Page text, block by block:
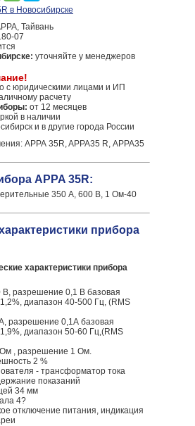
в Новосибирске
Тайвань
07
уточняйте у менеджеров
с юридическими лицами и ИП
расчету
от 12 месяцев
в наличии
и в другие города России
АРРА 35R, APPA35 R, АРРА35
APPA 35R:
350 А, 600 В, 1 Ом-40
прибора
характеристики прибора
В, разрешение 0,1 В базовая
диапазон 40-500 Гц, (RMS
разрешение 0,1А базовая
диапазон 50-60 Гц,(RMS
, разрешение 1 Ом.
2 %
- трансформатор тока
показаний
34 мм
4?
отключение питания, индикация